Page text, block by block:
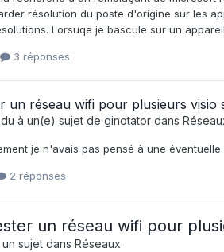
résolution du poste d'origine sur les
Lorsuqe je bascule sur un
3 réponses
un réseau wifi pour plusieurs visio
à un(e) sujet de ginotator dans
je n'avais pas pensé à une
2 réponses
un réseau wifi pour
sujet dans Réseaux